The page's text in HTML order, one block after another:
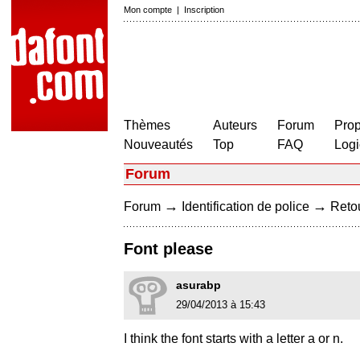
Mon compte | Inscription
Thèmes
Nouveautés
Auteurs
Top
Forum
FAQ
Forum
Forum → Identification de police →
Font please
asurabp
29/04/2013 à 15:43
I think the font starts with a letter a or n.